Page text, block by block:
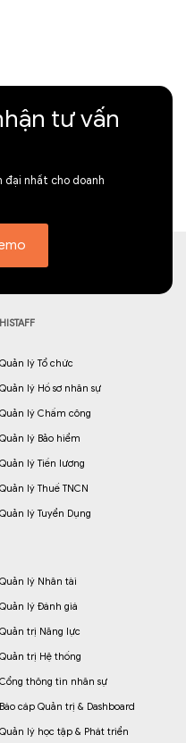
tư vấn
đại nhất cho doanh
HISTAFF
Quản lý Tổ chức
Quản lý Hồ sơ nhân sự
Quản lý Chấm công
Quản lý Bảo hiểm
Quản lý Tiền lương
Quản lý Thuế TNCN
Quản lý Tuyển Dụng
Quản lý Nhân tài
Quản lý Đánh giá
Quản trị Năng lực
Quản trị Hệ thống
Cổng thông tin nhân sự
Báo cáp Quản trị & Dashboard
Quản lý học tập & Phát triển